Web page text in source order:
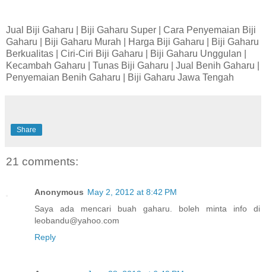
Jual Biji Gaharu | Biji Gaharu Super | Cara Penyemaian Biji
Gaharu | Biji Gaharu Murah | Harga Biji Gaharu | Biji Gaharu
Berkualitas | Ciri-Ciri Biji Gaharu | Biji Gaharu Unggulan |
Kecambah Gaharu | Tunas Biji Gaharu | Jual Benih Gaharu |
Penyemaian Benih Gaharu | Biji Gaharu Jawa Tengah
Share
21 comments:
Anonymous May 2, 2012 at 8:42 PM
Saya ada mencari buah gaharu. boleh minta info di
leobandu@yahoo.com
Reply